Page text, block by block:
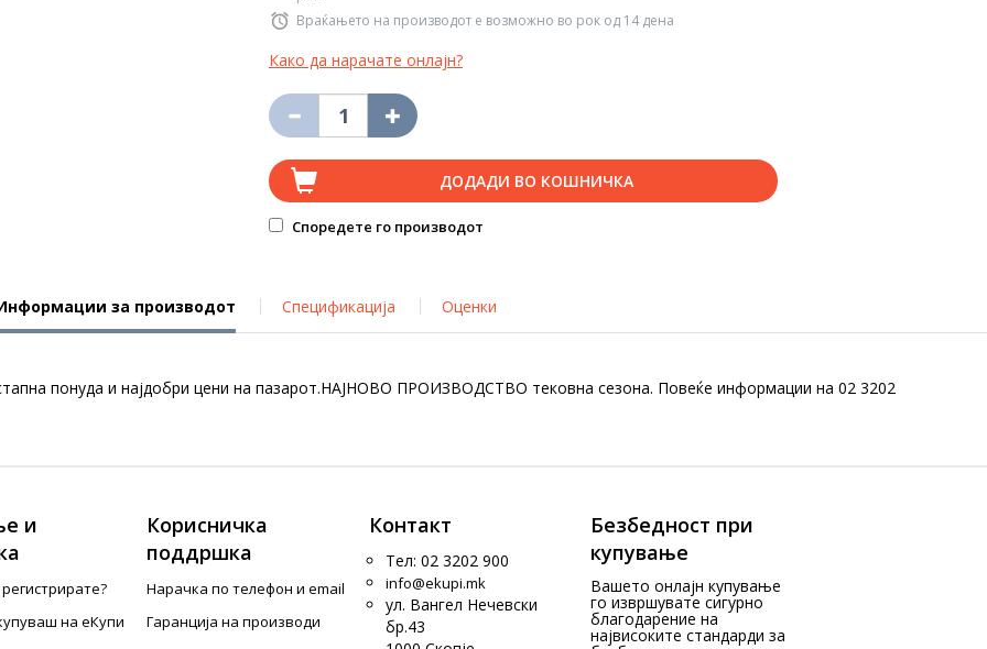
Враќањето на производот е возможно во рок од 14 дена
Како да нарачате онлајн?
ДОДАДИ ВО КОШНИЧКА
Споредете го производот
за производот Спецификација Оценки
понуда и најдобри цени на пазарот.НАЈНОВО ПРОИЗВОДСТВО тековна сезона. Повеќе информации на 02 3202
и
на еКупи
Корисничка
поддршка
Нарачка по телефон и еmail
Гаранција на производи
Контакт
Тел: 02 3202 900
info@ekupi.mk
ул. Вангел Нечевски
бр.43
Безбедност при
купување
Вашето онлајн купување
го извршувате сигурно
благодарение на
највисоките стандарди за